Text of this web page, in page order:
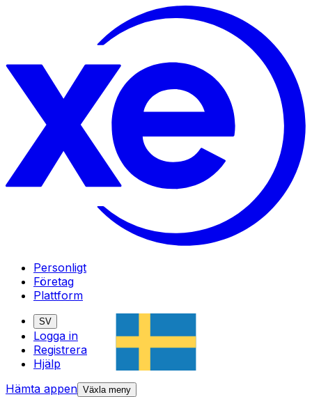
Personligt
Företag
Plattform
SV
Logga in
Registrera
Hjälp
Hämta appen Växla meny